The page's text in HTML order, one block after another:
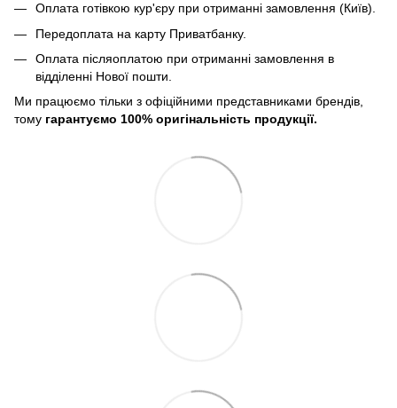
Оплата готівкою кур'єру при отриманні замовлення (Київ).
Передоплата на карту Приватбанку.
Оплата післяоплатою при отриманні замовлення в
відділенні Нової пошти.
Ми працюємо тільки з офіційними представниками брендів,
тому гарантуємо 100% оригінальність продукції.